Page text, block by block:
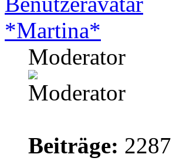
*Martina*
Moderator
Beiträge: 2287